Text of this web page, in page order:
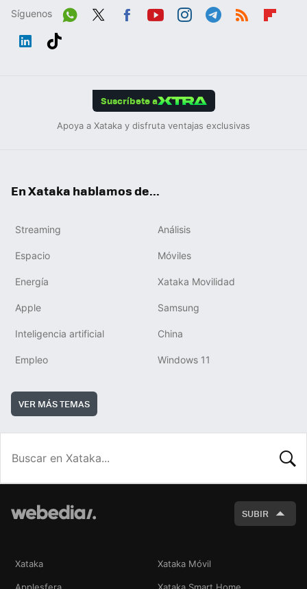
Síguenos
Wh
Suscríbete a
Apoya a Xataka y disfruta ventajas exclusivas
En Xataka hablamos de...
Streaming Análisis
Espacio Móviles
Energía Xataka Movilidad
Apple Samsung
Inteligencia artificial China
Empleo Windows 11
VER MÁS TEMAS
SUBIR
Xataka Xataka Móvil